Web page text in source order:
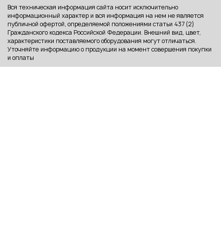
Вся техническая информация сайта носит исключительно
информационный характер и вся информация на нем не является
публичной офертой, определяемой положениями статьи 437 (2)
Гражданского кодекса Российской Федерации. Внешний вид, цвет,
характеристики поставляемого оборудования могут отличаться.
Уточняйте информацию о продукции на момент совершения покупки
и оплаты